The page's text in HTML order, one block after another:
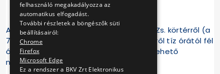
A rendezvény megközelíthető a Móricz Zs. körtérről (a
7-es busz megállójából) és az Etele térről tíz órától fél
óránként induló, díjmentesen igénybe vehető
nosztalgia járatokkal.
felhasználó megakadályozza az
automatikus elfogadást.
További részletek a böngészők süti
beállításairól:
Chrome
Firefox
Microsoft Edge
Ez a rendszer a BKV Zrt Elektronikus